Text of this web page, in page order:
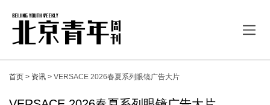
首页 > 资讯 > VERSACE 2026春夏系列眼镜广告大片